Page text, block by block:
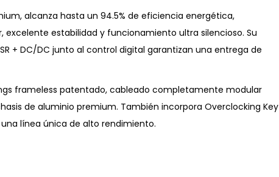
alcanza hasta un 94.5% de eficiencia energética,
estabilidad y funcionamiento ultra silencioso. Su
+ DC/DC junto al control digital garantizan una entrega de
frameless patentado, cableado completamente modular
de aluminio premium. También incorpora Overclocking Key
línea única de alto rendimiento.